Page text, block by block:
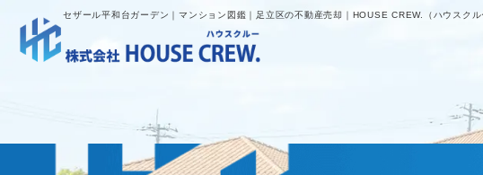
セザール平和台ガーデン｜マンション図鑑｜足立区の不動産売却｜HOUSE CREW.（ハウスクル